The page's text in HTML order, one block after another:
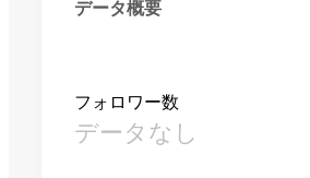
データ概要
フォロワー数
データなし